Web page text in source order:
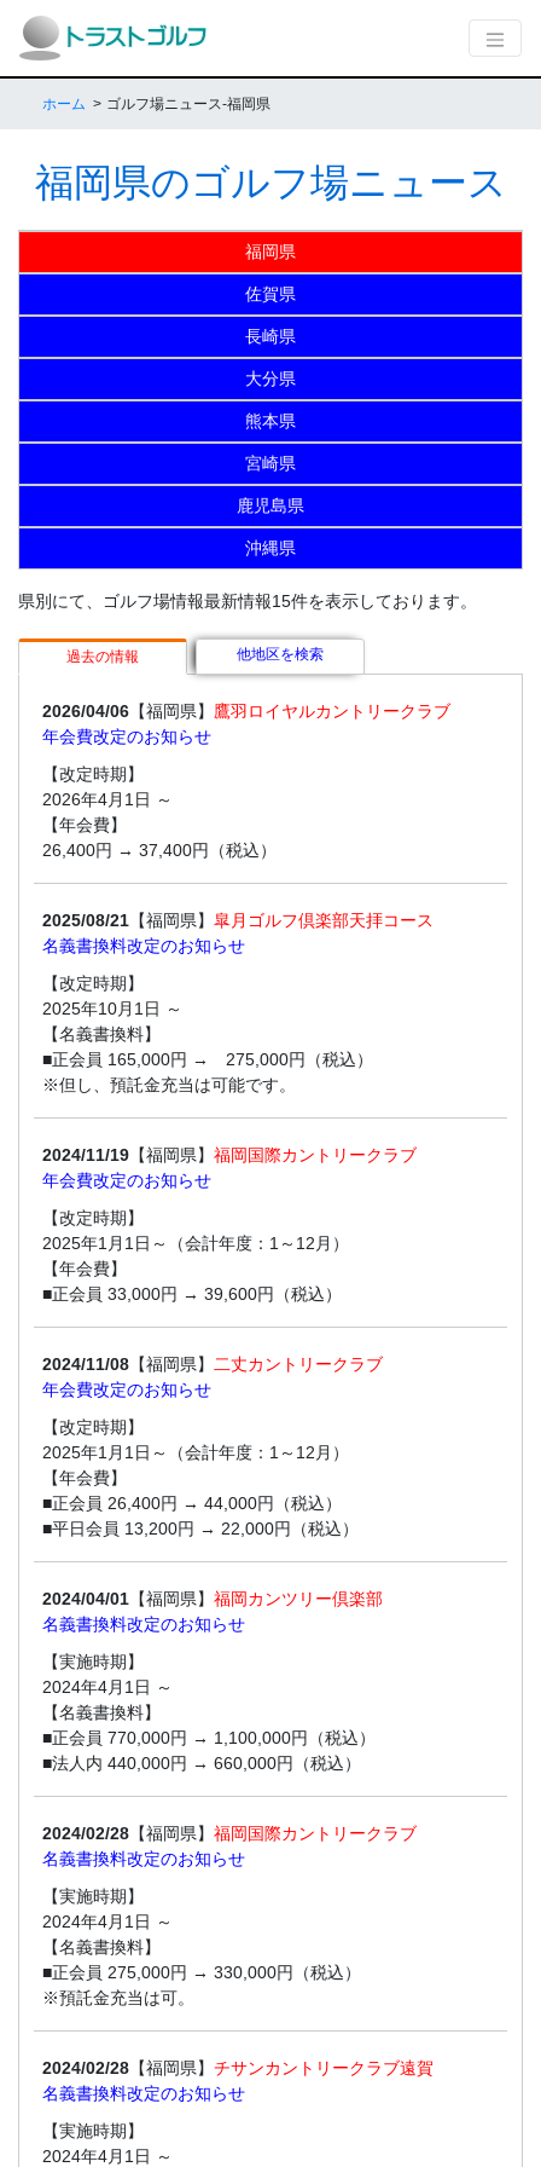
ホーム ゴルフ場ニュース-福岡県
福岡県のゴルフ場ニュース
福岡県
佐賀県
長崎県
大分県
熊本県
宮崎県
鹿児島県
沖縄県
県別にて、ゴルフ場情報最新情報15件を表示しております。
過去の情報 他地区を検索
2026/04/06【福岡県】 鷹羽ロイヤルカントリークラブ
年会費改定のお知らせ
【改定時期】
2026年4月1日 ～
【年会費】
26,400円 → 37,400円（税込）
2025/08/21【福岡県】 皐月ゴルフ倶楽部天拝コース
名義書換料改定のお知らせ
【改定時期】
2025年10月1日 ～
【名義書換料】
■正会員 165,000円 → 275,000円（税込）
※但し、預託金充当は可能です。
2024/11/19【福岡県】 福岡国際カントリークラブ
年会費改定のお知らせ
【改定時期】
2025年1月1日～（会計年度：1～12月）
【年会費】
■正会員 33,000円 → 39,600円（税込）
2024/11/08【福岡県】
二丈カントリークラブ
年会費改定のお知らせ
【改定時期】
2025年1月1日～（会計年度：1～12月）
【年会費】
■正会員 26,400円 → 44,000円（税込）
■平日会員 13,200円 → 22,000円（税込）
2024/04/01【福岡県】 福岡カンツリー倶楽部
名義書換料改定のお知らせ
【実施時期】
2024年4月1日 ～
【名義書換料】
■正会員 770,000円 → 1,100,000円（税込）
■法人内 440,000円 → 660,000円（税込）
2024/02/28【福岡県】 福岡国際カントリークラブ
名義書換料改定のお知らせ
【実施時期】
2024年4月1日 ～
【名義書換料】
■正会員 275,000円 → 330,000円（税込）
※預託金充当は可。
2024/02/28【福岡県】 チサンカントリークラブ遠賀
名義書換料改定のお知らせ
【実施時期】
2024年4月1日 ～